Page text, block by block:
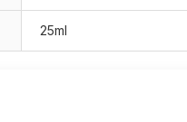
25ml